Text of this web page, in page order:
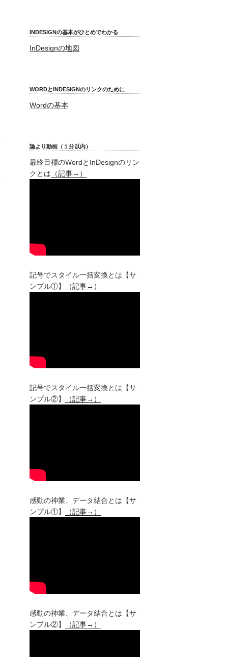
INDESIGNの基本がひとめでわかる
InDesignの地図
WORDとINDESIGNのリンクのために
Wordの基本
論より動画（１分以内）
最終目標のWordとInDesignのリン
クとは （記事→）
記号でスタイル一括変換とは【サ
ンプル①】
（記事→）
記号でスタイル一括変換とは【サ
ンプル②】
（記事→）
感動の神業、データ結合とは【サ
ンプル①】
（記事→）
感動の神業、データ結合とは【サ
ンプル②】
（記事→）